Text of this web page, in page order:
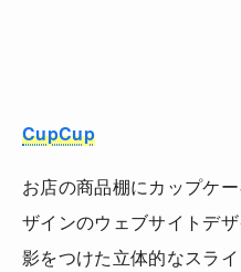
CupCup
お店の商品棚にカップケ
ザインのウェブサイトデ
影をつけた立体的なスラ